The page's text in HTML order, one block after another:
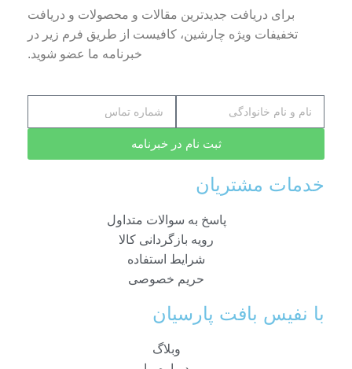
برای دریافت جدیدترین مقالات و محصولات و دریافت
تخفیفات ویژه چارشین، کافیست از طریق فرم زیر در
خبرنامه ما عضو شوید.
ثبت نام در خبرنامه
خدمات مشتریان
پاسخ به سوالات متداول
رویه بازگردانی کالا
شرایط استفاده
حریم خصوصی
با نفیس بافت پارسیان
وبلاگ